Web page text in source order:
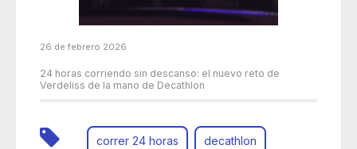
26 de febrero 2026
24 horas corriendo sin descanso: el nuevo reto de
Verdeliss de la mano de Decathlon
correr 24 horas decathlon